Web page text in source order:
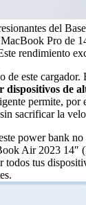
del
Pro de
rendimiento
de este
de
permite,
sacrificar la
power bank
Air 2023 14″
todos tus